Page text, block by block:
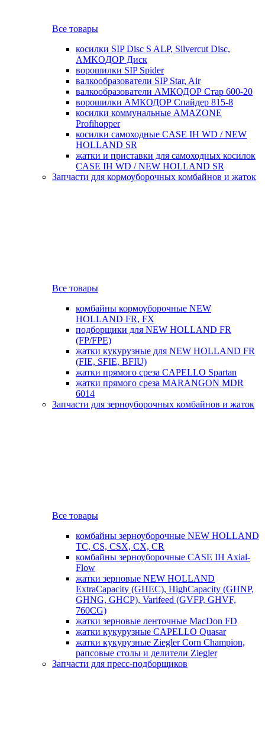
Все товары
косилки SIP Disc S ALP, Silvercut Disc,
AMKOДОР Диск
ворошилки SIP Spider
валкообразователи SIP Star, Air
валкообразователи АМКОДОР Стар 600-20
ворошилки АМКОДОР Спайдер 815-8
косилки коммунальные AMAZONE
Profihopper
косилки самоходные CASE IH WD / NEW
HOLLAND SR
жатки и приставки для самоходных косилок
CASE IH WD / NEW HOLLAND SR
Запчасти для кормоуборочных комбайнов и жаток
Все товары
комбайны кормоуборочные NEW
HOLLAND FR, FX
подборщики для NEW HOLLAND FR
(FP/FPE)
жатки кукурузные для NEW HOLLAND FR
(FIE, SFIE, BFIU)
жатки прямого среза CAPELLO Spartan
жатки прямого среза MARANGON MDR
6014
Запчасти для зерноуборочных комбайнов и жаток
Все товары
комбайны зерноуборочные NEW HOLLAND
TC, CS, CSX, CX, CR
комбайны зерноуборочные CASE IH Axial-
Flow
жатки зерновые NEW HOLLAND
ExtraCapacity (GHEC), HighCapacity (GHNP,
GHNG, GHCP), Varifeed (GVFP, GHVF,
760CG)
жатки зерновые ленточные MacDon FD
жатки кукурузные CAPELLO Quasar
жатки кукурузные Ziegler Corn Champion,
рапсовые столы и делители Ziegler
Запчасти для пресс-подборщиков